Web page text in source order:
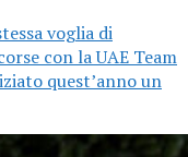
voglia di
con la UAE Team
quest’anno un